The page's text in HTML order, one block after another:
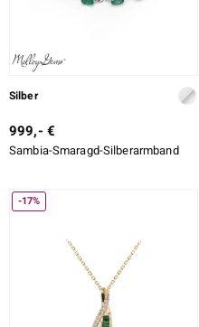
Silber
999,- €
Sambia-Smaragd-Silberarmband
-17%